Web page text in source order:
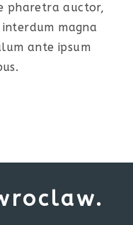
pharetra auctor,
magna
ante ipsum